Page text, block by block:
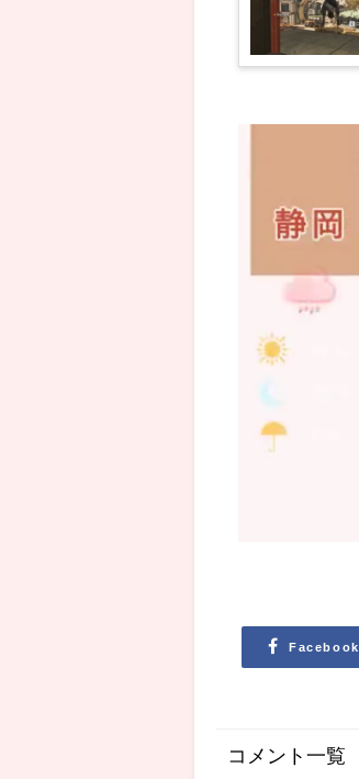
Facebook
コメント一覧